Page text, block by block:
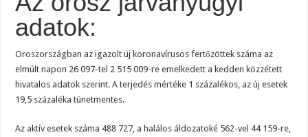
adatok:
Oroszországban az igazolt új koronavírusos fertőzöttek száma az
elmúlt napon 26 097-tel 2 515 009-re emelkedett a kedden közzétett
hivatalos adatok szerint. A terjedés mértéke 1 százalékos, az új esetek
19,5 százaléka tünetmentes.
Az aktív esetek száma 488 727, a halálos áldozatoké 562-vel 44 159-re,